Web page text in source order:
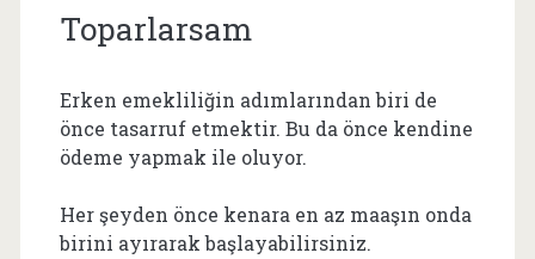
Toparlarsam
Erken emekliliğin adımlarından biri de
önce tasarruf etmektir. Bu da önce kendine
ödeme yapmak ile oluyor.
Her şeyden önce kenara en az maaşın onda
birini ayırarak başlayabilirsiniz.